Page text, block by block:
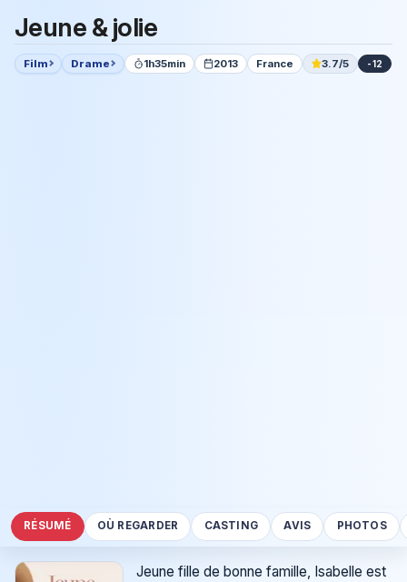
Jeune & jolie
Film Drame 1h35min 2013 France 3.7/5 -12
RÉSUMÉ OÙ REGARDER CASTING AVIS PHOTOS
Jeune fille de bonne famille, Isabelle est